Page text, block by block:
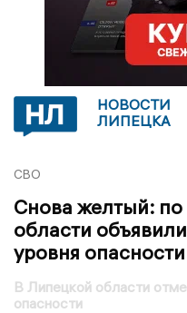
НОВОСТИ
ЛИПЕЦКА
СВО
Снова желтый:
области
уровня опасности
В Липецкой области
опасности